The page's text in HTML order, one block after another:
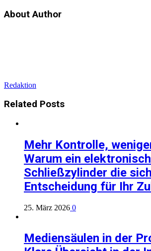
About Author
Redaktion
Related Posts
Mehr Kontrolle,
Warum ein
Schließzylinder die
Entscheidung für Ihr
25. März 2026 0
Mediensäulen in der